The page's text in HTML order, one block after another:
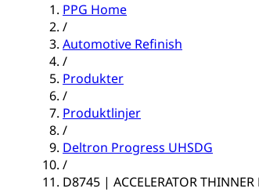
PPG Home
/
Automotive Refinish
/
Produkter
/
Produktlinjer
/
Deltron Progress UHSDG
/
D8745 | ACCELERATOR